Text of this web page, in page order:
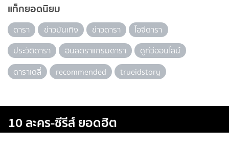
แท็กยอดนิยม
ดารา ข่าวบันเทิง ข่าวดารา
ไอจีดารา
ประวัติดารา
อินสตราแกรมดารา
ดูทีวีออนไลน์
ดาราเดลี่
recommended trueidstory
10 ละคร-ซีรีส์ ยอดฮิต